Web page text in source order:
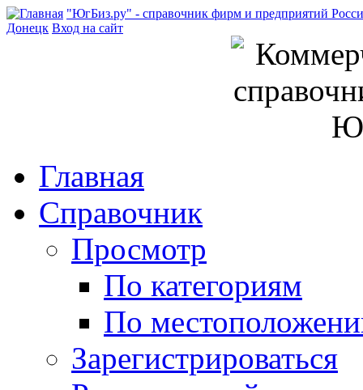
"ЮгБиз.ру" - справочник фирм и предприятий
Донецк Вход на сайт
Главная
Справочник
Просмотр
По категориям
По
Зарегистрироваться